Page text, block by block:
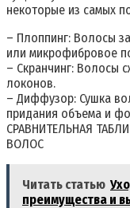
некоторые из самых
– Плоппинг: Волосы
или микрофибровое
– Скранчинг: Волосы
локонов.
– Диффузор: Сушка
придания объема и
СРАВНИТЕЛЬНАЯ
ВОЛОС
Читать статью
преимущества и